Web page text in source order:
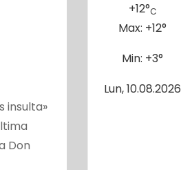
insulta»
Don
+12°C
Max: +12°
Min: +3°
Lun, 10.08.2026